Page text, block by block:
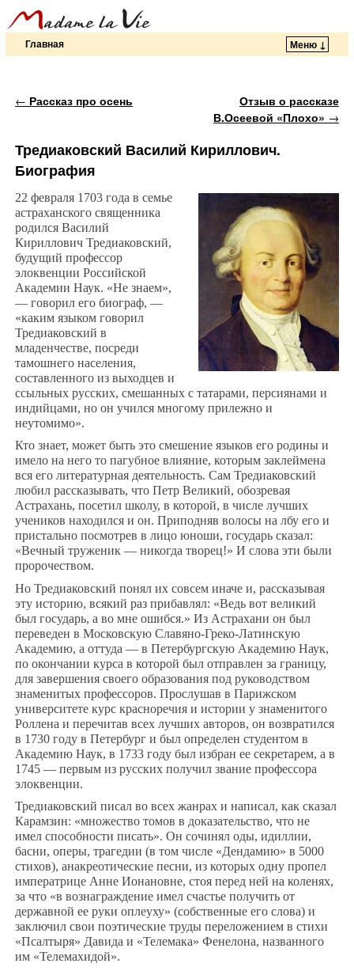
Главная Меню ↓
Навигация по записям
← Рассказ про осень
Отзыв о рассказе
В.Осеевой «Плохо» →
Тредиаковский Василий Кириллович.
Биография
22 февраля 1703 года в семье
астраханского священника
родился Василий
Кириллович Тредиаковский,
будущий профессор
элоквенции Российской
Академии Наук. «Не знаем»,
— говорил его биограф, —
«каким языком говорил
Тредиаковский в
младенчестве, посреди
тамошнего населения,
составленного из выходцев и
ссыльных русских, смешанных с татарами, персиянами и
индийцами, но он учился многому прилежно и
неутомимо».
Кто знает, может быть это смешение языков его родины и
имело на него то пагубное влияние, которым заклеймена
вся его литературная деятельность. Сам Тредиаковский
любил рассказывать, что Петр Великий, обозревая
Астрахань, посетил школу, в которой, в числе лучших
учеников находился и он. Приподняв волосы на лбу его и
пристально посмотрев в лицо юноши, государь сказал:
«Вечный труженик — никогда творец!» И слова эти были
пророчеством.
Но Тредиаковский понял их совсем иначе и, рассказывая
эту историю, всякий раз прибавлял: «Ведь вот великий
был государь, а во мне ошибся.» Из Астрахани он был
переведен в Московскую Славяно-Греко-Латинскую
Академию, а оттуда — в Петербургскую Академию Наук,
по окончании курса в которой был отправлен за границу,
для завершения своего образования под руководством
знаменитых профессоров. Прослушав в Парижском
университете курс красноречия и истории у знаменитого
Роллена и перечитав всех лучших авторов, он возвратился
в 1730 году в Петербург и был определен студентом в
Академию Наук, в 1733 году был избран ее секретарем, а в
1745 — первым из русских получил звание профессора
элоквенции.
Тредиаковский писал во всех жанрах и написал, как сказал
Карамзин: «множество томов в доказательство, что не
имел способности писать». Он сочинял оды, идиллии,
басни, оперы, трагедии (в том числе «Дендамию» в 5000
стихов), анакреотические песни, из которых одну пропел
императрице Анне Ионановне, стоя перед ней на коленях,
за что «в вознаграждение имел счастье получить от
державной ее руки оплеуху» (собственные его слова) и
заключил свои поэтические труды переложением в стихи
«Псалтыря» Давида и «Телемака» Фенелона, названного
им «Телемахидой».